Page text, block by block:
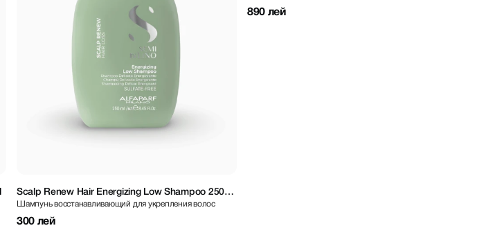
Scalp Renew Hair Energizing Low Shampoo 250
ml
Шампунь восстанавливающий для укрепления волос
300 лей
890 лей